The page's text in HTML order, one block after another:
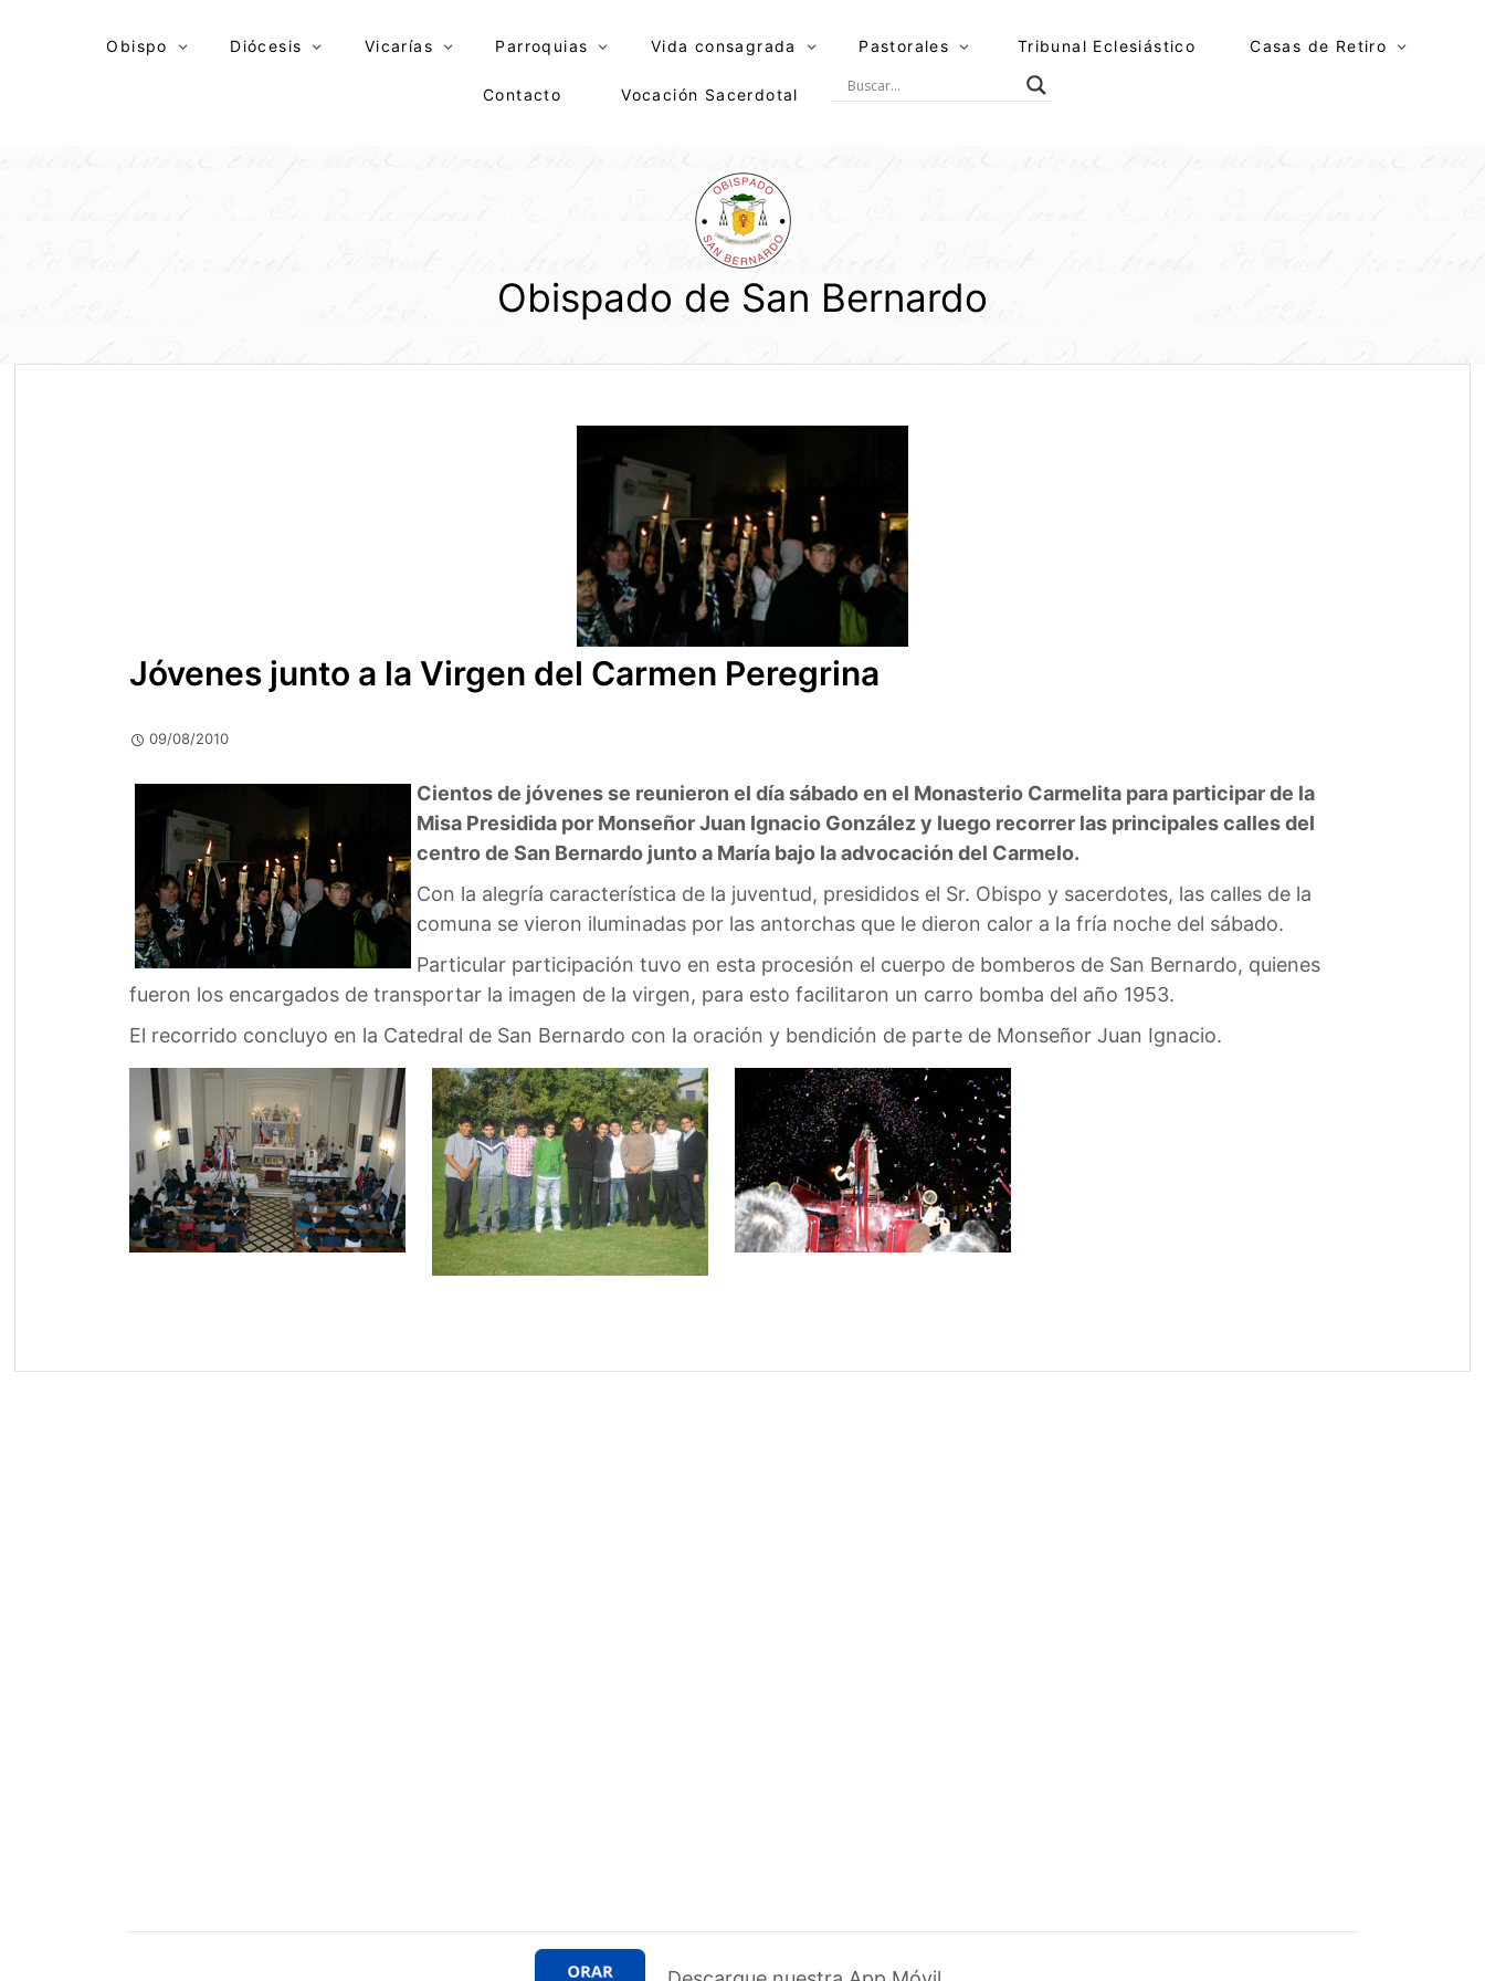
Obispo Diócesis Vicarías Parroquias Vida consagrada Pastorales Tribunal Eclesiástico Casas de Retiro
Contacto Vocación Sacerdotal
Obispado de San Bernardo
Jóvenes junto a la Virgen del Carmen Peregrina
09/08/2010
Cientos de jóvenes se reunieron el día sábado en el Monasterio Carmelita para participar de la
Misa Presidida por Monseñor Juan Ignacio González y luego recorrer las principales calles del
centro de San Bernardo junto a María bajo la advocación del Carmelo.
Con la alegría característica de la juventud, presididos el Sr. Obispo y sacerdotes, las calles de la
comuna se vieron iluminadas por las antorchas que le dieron calor a la fría noche del sábado.
Particular participación tuvo en esta procesión el cuerpo de bomberos de San Bernardo, quienes
fueron los encargados de transportar la imagen de la virgen, para esto facilitaron un carro bomba del año 1953.
El recorrido concluyo en la Catedral de San Bernardo con la oración y bendición de parte de Monseñor Juan Ignacio.